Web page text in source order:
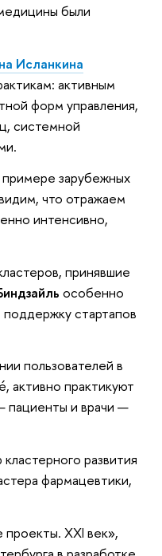
были
Исланкина
активным
форм управления,
системной
примере зарубежных
что отражаем
интенсивно,
принявшие
особенно
стартапов
пользователей в
активно практикуют
пациенты и врачи —
развития
фармацевтики,
XXI век»,